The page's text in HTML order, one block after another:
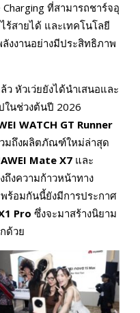
ที่สามารถชาร์จอุ
สายได้ และเทคโนโลยี
งงานอย่างมีประสิทธิภาพ
หัวเว่ยยังได้นำเสนอและ
ในช่วงต้นปี 2026
WATCH GT Runner
มถึงผลิตภัณฑ์ใหม่ล่าสุด
Mate X7 และ
ถึงความก้าวหน้าทาง
พร้อมกันนี้ยังมีการประกาศ
Pro ซึ่งจะมาสร้างนิยาม
ด้วย